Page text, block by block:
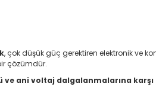
, çok düşük güç gerektiren elektronik ve
çözümdür.
ani voltaj dalgalanmalarına